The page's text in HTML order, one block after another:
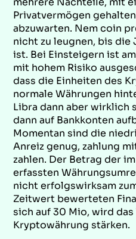
Privatvermögen
abzuwarten. Nem coin
nicht zu leugnen, bis die
ist. Bei Einsteigern ist
mit hohem Risiko
dass die Einheiten des
normale Währungen
Libra dann aber wirklich
dann auf Bankkonten
Momentan sind die
Anreiz genug, zahlung
zahlen. Der Betrag der
erfassten
nicht erfolgswirksam
Zeitwert bewerteten
sich auf 30 Mio, wird
Kryptowährung stärken.